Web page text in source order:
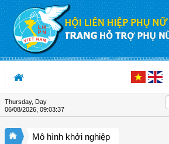
Skip to Content
Thursday, Day
06/08/2026 09:03:38
Mô hình khởi nghiệp